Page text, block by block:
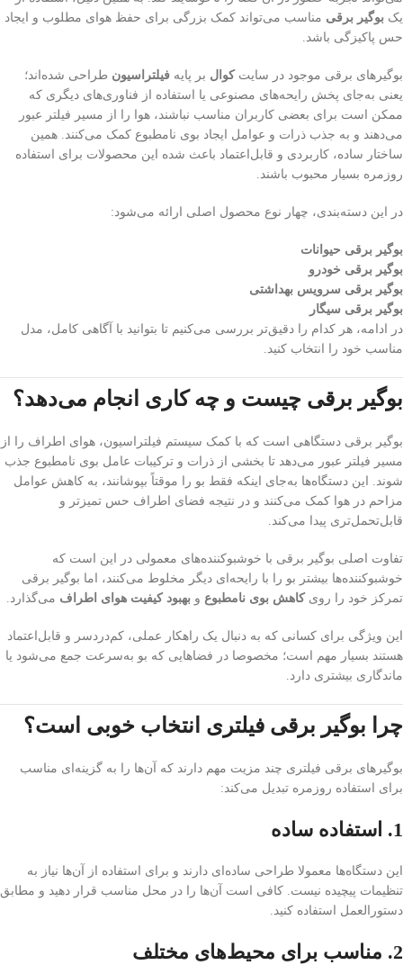
یک بوگیر برقی مناسب می‌تواند کمک بزرگی برای حفظ هوای مطلوب و ایجاد
حس پاکیزگی باشد.
بوگیرهای برقی موجود در سایت کوال بر پایه فیلتراسیون طراحی شده‌اند؛
یعنی به‌جای پخش رایحه‌های مصنوعی یا استفاده از فناوری‌های دیگری که
ممکن است برای بعضی کاربران مناسب نباشند، هوا را از مسیر فیلتر عبور
می‌دهند و به جذب ذرات و عوامل ایجاد بوی نامطبوع کمک می‌کنند. همین
ساختار ساده، کاربردی و قابل‌اعتماد باعث شده این محصولات برای استفاده
روزمره بسیار محبوب باشند.
در این دسته‌بندی، چهار نوع محصول اصلی ارائه می‌شود:
بوگیر برقی حیوانات
بوگیر برقی خودرو
بوگیر برقی سرویس بهداشتی
بوگیر برقی سیگار
در ادامه، هر کدام را دقیق‌تر بررسی می‌کنیم تا بتوانید با آگاهی کامل، مدل
مناسب خود را انتخاب کنید.
بوگیر برقی چیست و چه کاری انجام می‌دهد؟
بوگیر برقی دستگاهی است که با کمک سیستم فیلتراسیون، هوای اطراف را از
مسیر فیلتر عبور می‌دهد تا بخشی از ذرات و ترکیبات عامل بوی نامطبوع جذب
شوند. این دستگاه‌ها به‌جای اینکه فقط بو را موقتاً بپوشانند، به کاهش عوامل
مزاحم در هوا کمک می‌کنند و در نتیجه فضای اطراف حس تمیزتر و
قابل‌تحمل‌تری پیدا می‌کند.
تفاوت اصلی بوگیر برقی با خوشبوکننده‌های معمولی در این است که
خوشبوکننده‌ها بیشتر بو را با رایحه‌ای دیگر مخلوط می‌کنند، اما بوگیر برقی
تمرکز خود را روی کاهش بوی نامطبوع و بهبود کیفیت هوای اطراف می‌گذارد.
این ویژگی برای کسانی که به دنبال یک راهکار عملی، کم‌دردسر و قابل‌اعتماد
هستند بسیار مهم است؛ مخصوصا در فضاهایی که بو به‌سرعت جمع می‌شود یا
ماندگاری بیشتری دارد.
چرا بوگیر برقی فیلتری انتخاب خوبی است؟
بوگیرهای برقی فیلتری چند مزیت مهم دارند که آن‌ها را به گزینه‌ای مناسب
برای استفاده روزمره تبدیل می‌کند:
1. استفاده ساده
این دستگاه‌ها معمولا طراحی ساده‌ای دارند و برای استفاده از آن‌ها نیاز به
تنظیمات پیچیده نیست. کافی است آن‌ها را در محل مناسب قرار دهید و مطابق
دستورالعمل استفاده کنید.
2. مناسب برای محیط‌های مختلف